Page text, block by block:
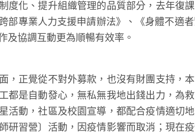
化、提升組織管理的品質部分，去年復課
部專業人力支援申請辦法》、《身體不適
及協調互動更為順暢有效率。
正覺從不對外募款，也沒有財團支持，本
都是自動發心，無私無我地出錢出力，為
活動，社區及校園宣導，都配合疫情適切
研習營〕活動，因疫情影響而取消；現在